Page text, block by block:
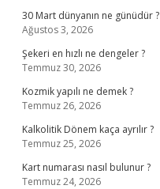
30 Mart dünyanın ne günüdür ?
Ağustos 3, 2026
Şekeri en hızlı ne dengeler ?
Temmuz 30, 2026
Kozmik yapılı ne demek ?
Temmuz 26, 2026
Kalkolitik Dönem kaça ayrılır ?
Temmuz 25, 2026
Kart numarası nasıl bulunur ?
Temmuz 24, 2026